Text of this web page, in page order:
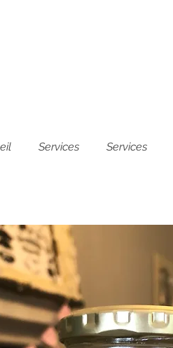
Services Services